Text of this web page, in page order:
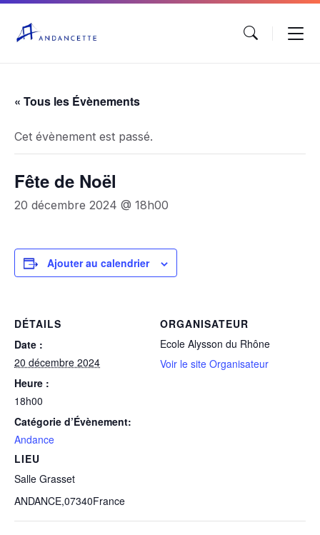
« Tous les Évènements
Cet évènement est passé.
Fête de Noël
20 décembre 2024 @ 18h00
Ajouter au calendrier
DÉTAILS
Date :
20 décembre 2024
Heure :
18h00
Catégorie d’Évènement:
Andance
LIEU
Salle Grasset
ANDANCE,07340France
ORGANISATEUR
Ecole Alysson du Rhône
Voir le site Organisateur